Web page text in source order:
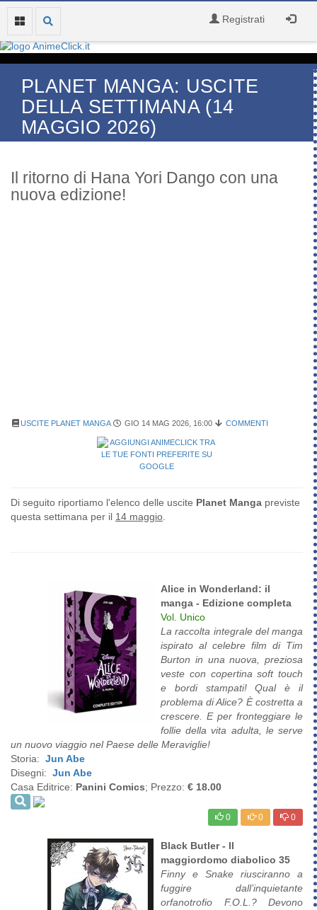
Registrati
PLANET MANGA: USCITE
DELLA SETTIMANA (14
MAGGIO 2026)
Il ritorno di Hana Yori Dango con una
nuova edizione!
USCITE PLANET MANGA GIO 14 MAG 2026, 16:00 COMMENTI
Di seguito riportiamo l'elenco delle uscite Planet Manga previste
questa settimana per il 14 maggio
Alice in Wonderland: il
manga - Edizione completa
Vol. Unico
La raccolta integrale del manga
ispirato al celebre film di Tim
Burton in una nuova, preziosa
veste con copertina soft touch
e bordi stampati! Qual è il
problema di Alice? È costretta a
crescere. E per fronteggiare le
follie della vita adulta, le serve
un nuovo viaggio nel Paese delle Meraviglie!
Storia: Jun Abe
Disegni: Jun Abe
Casa Editrice: Panini Comics; Prezzo: € 18.00
0 0 0
Black Butler - Il
maggiordomo diabolico 35
Finny e Snake riusciranno a
fuggire dall’inquietante
orfanotrofio F.O.L.? Devono